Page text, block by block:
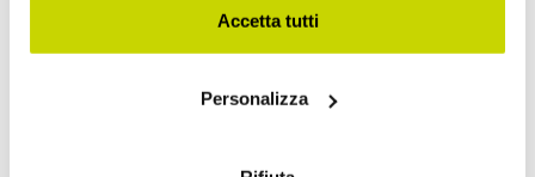
sull'icona di attivazione della privacy.
raccogliere informazioni sulla tua posizione
Accetta tutti
Personalizza